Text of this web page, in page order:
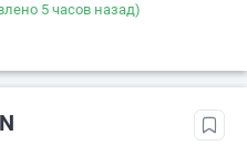
5 часов назад)